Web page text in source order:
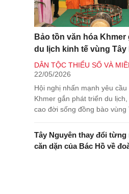
Bảo tồn văn hóa Khmer
du lịch kinh tế vùng Tây
DÂN TỘC THIỂU SỐ VÀ
22/05/2026
Hội nghị nhấn mạnh yêu
Khmer gắn phát triển du
cao đời sống đồng bào vùng
Tây Nguyên thay đổi
căn dặn của Bác Hồ về